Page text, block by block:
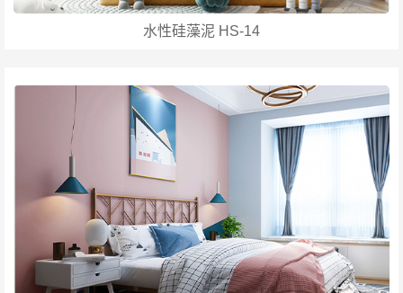
水性硅藻泥 HS-14